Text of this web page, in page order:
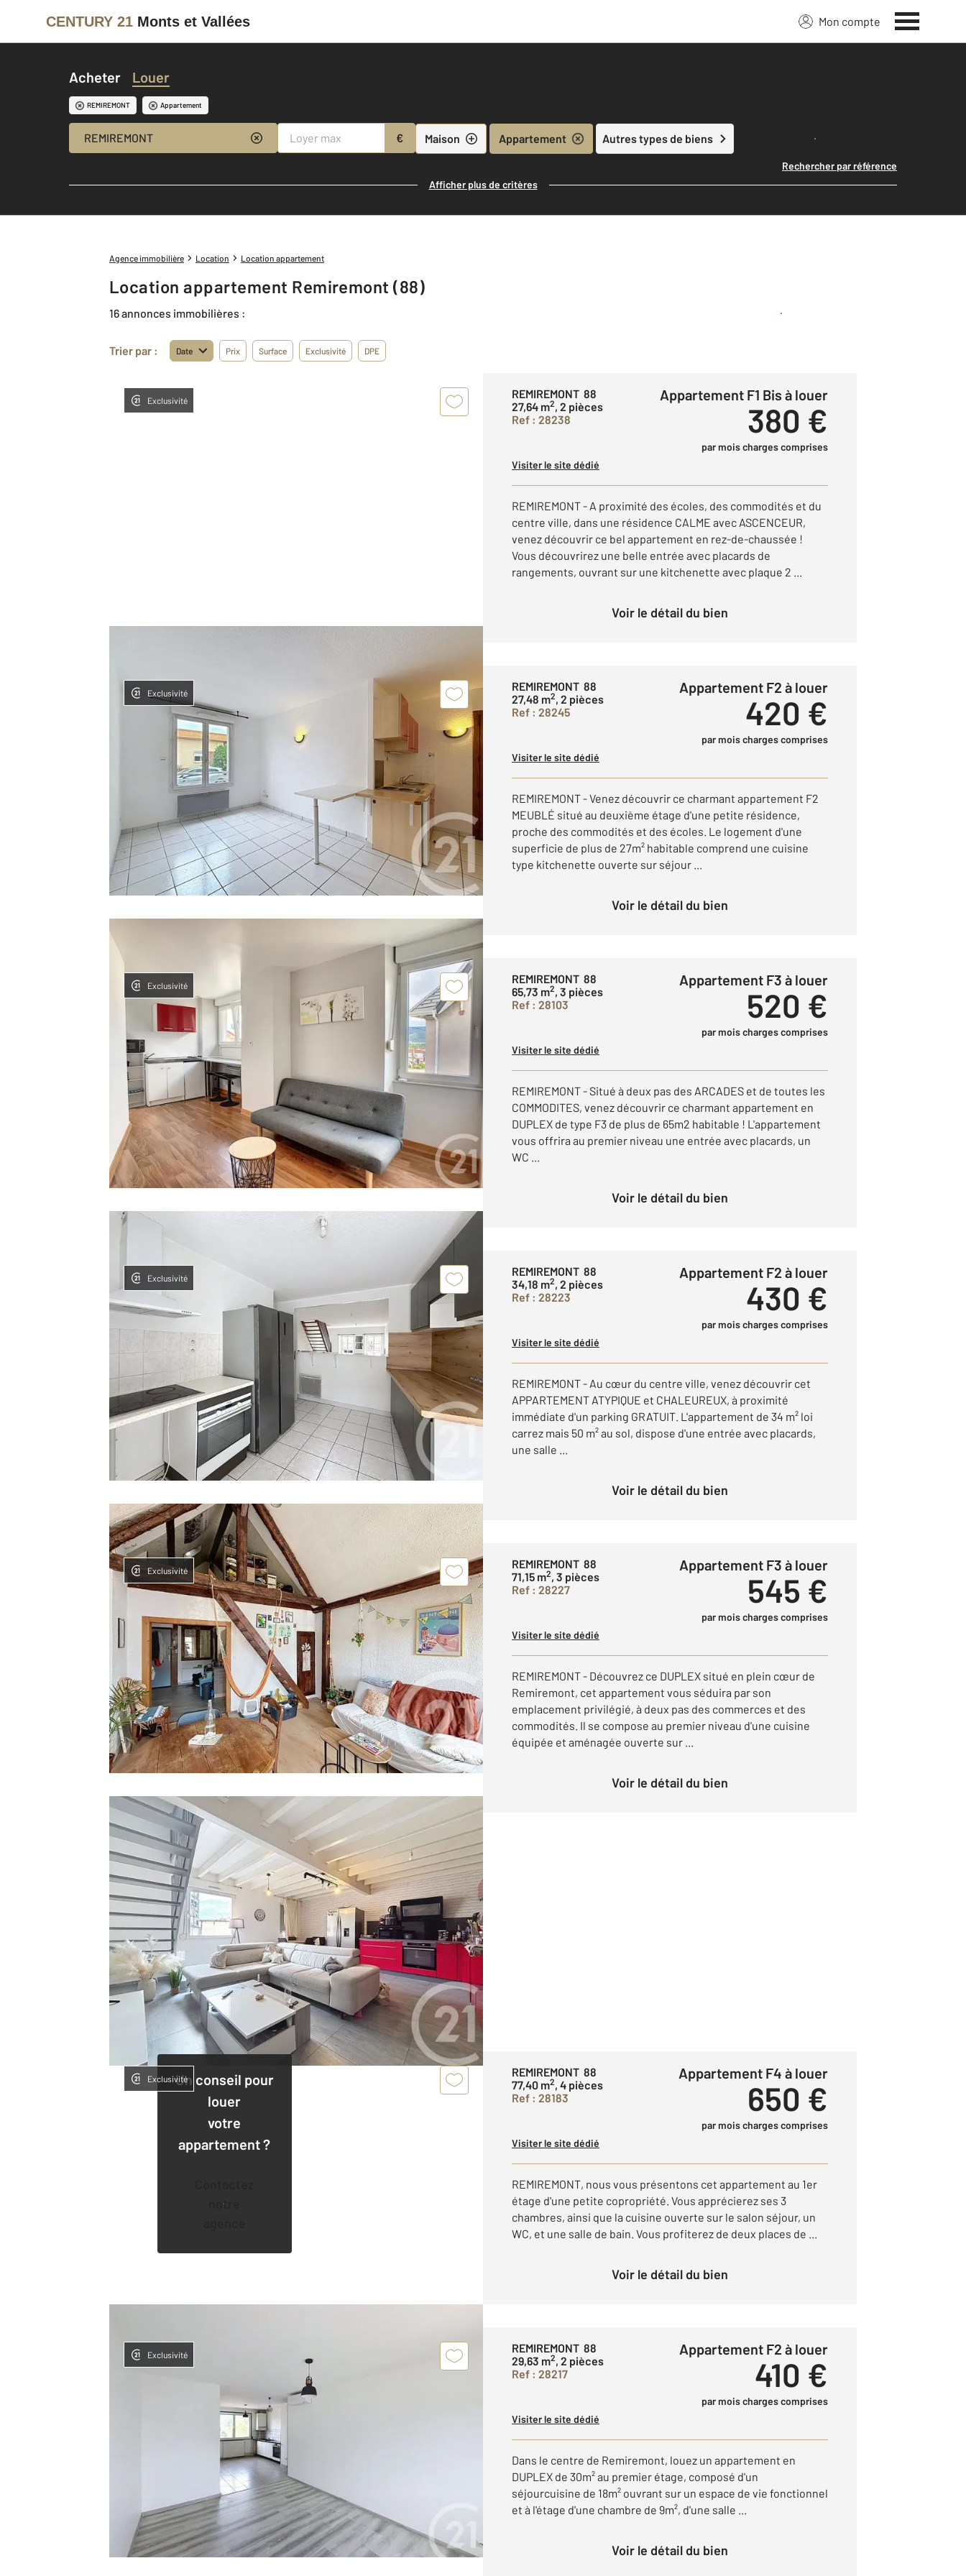
CENTURY 21 Monts et Vallées Mon compte
Acheter Louer
REMIREMONT Appartement
REMIREMONT € Maison Appartement Autres types de biens Lancer ma recherche
Rechercher par référence
Afficher plus de critères
Agence immobilière Location Location appartement
Location appartement Remiremont (88)
16 annonces immobilières : Créer une alerte
Trier par : Date Prix Surface Exclusivité DPE
Exclusivité
REMIREMONT 88
27,64 m2, 2 pièces
Ref : 28238
Appartement F1 Bis à louer
380 €
par mois charges comprises
Visiter le site dédié
REMIREMONT - A proximité des écoles, des commodités et du
centre ville, dans une résidence CALME avec ASCENCEUR,
venez découvrir ce bel appartement en rez-de-chaussée !
Vous découvrirez une belle entrée avec placards de
rangements, ouvrant sur une kitchenette avec plaque 2 ...
Voir le détail du bien
Exclusivité
REMIREMONT 88
27,48 m2, 2 pièces
Ref : 28245
Appartement F2 à louer
420 €
par mois charges comprises
Visiter le site dédié
REMIREMONT - Venez découvrir ce charmant appartement F2
MEUBLÉ situé au deuxième étage d'une petite résidence,
proche des commodités et des écoles. Le logement d'une
superficie de plus de 27m² habitable comprend une cuisine
type kitchenette ouverte sur séjour ...
Voir le détail du bien
Exclusivité
REMIREMONT 88
65,73 m2, 3 pièces
Ref : 28103
Appartement F3 à louer
520 €
par mois charges comprises
Visiter le site dédié
REMIREMONT - Situé à deux pas des ARCADES et de toutes les
COMMODITES, venez découvrir ce charmant appartement en
DUPLEX de type F3 de plus de 65m2 habitable ! L'appartement
vous offrira au premier niveau une entrée avec placards, un
WC ...
Voir le détail du bien
Exclusivité
REMIREMONT 88
34,18 m2, 2 pièces
Ref : 28223
Appartement F2 à louer
430 €
par mois charges comprises
Visiter le site dédié
REMIREMONT - Au cœur du centre ville, venez découvrir cet
APPARTEMENT ATYPIQUE et CHALEUREUX, à proximité
immédiate d'un parking GRATUIT. L'appartement de 34 m² loi
carrez mais 50 m² au sol, dispose d'une entrée avec placards,
une salle ...
Voir le détail du bien
Exclusivité
REMIREMONT 88
71,15 m2, 3 pièces
Ref : 28227
Appartement F3 à louer
545 €
par mois charges comprises
Visiter le site dédié
REMIREMONT - Découvrez ce DUPLEX situé en plein cœur de
Remiremont, cet appartement vous séduira par son
emplacement privilégié, à deux pas des commerces et des
commodités. Il se compose au premier niveau d'une cuisine
équipée et aménagée ouverte sur ...
Voir le détail du bien
Un conseil pour
louer
votre
appartement ?
notre
Exclusivité
REMIREMONT 88
77,40 m2, 4 pièces
Ref : 28183
Appartement F4 à louer
650 €
par mois charges comprises
Visiter le site dédié
REMIREMONT, nous vous présentons cet appartement au 1er
étage d'une petite copropriété. Vous apprécierez ses 3
chambres, ainsi que la cuisine ouverte sur le salon séjour, un
WC, et une salle de bain. Vous profiterez de deux places de ...
Voir le détail du bien
Exclusivité
REMIREMONT 88
29,63 m2, 2 pièces
Ref : 28217
Appartement F2 à louer
410 €
par mois charges comprises
Visiter le site dédié
Dans le centre de Remiremont, louez un appartement en
DUPLEX de 30m² au premier étage, composé d'un
séjourcuisine de 18m² ouvrant sur un espace de vie fonctionnel
et à l'étage d'une chambre de 9m², d'une salle ...
Voir le détail du bien